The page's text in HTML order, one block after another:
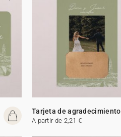
Tarjeta de agradecimiento
A partir de 2,21 €